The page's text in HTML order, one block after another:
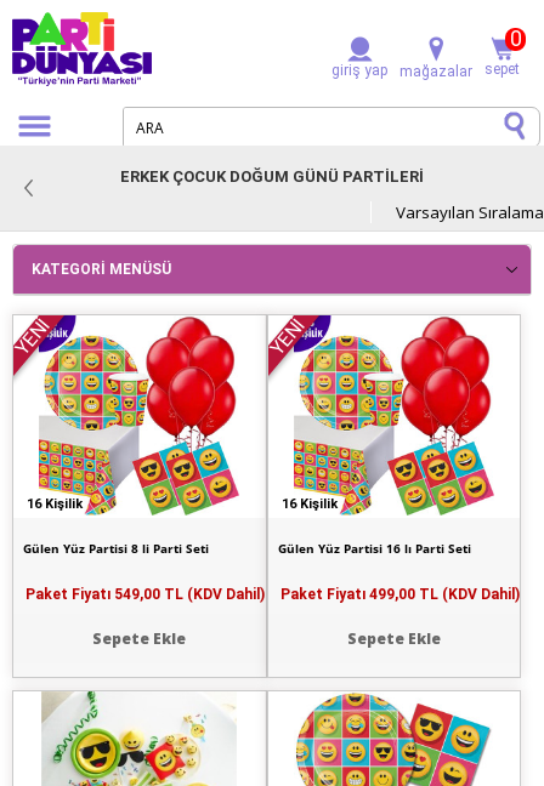
giriş yap mağazalar sepet
0
ERKEK ÇOCUK DOĞUM GÜNÜ PARTİLERİ
KATEGORI MENÜSÜ
16 Kişilik
YENİ
Gülen Yüz Partisi 8 li Parti Seti
Paket Fiyatı 549,00 TL (KDV Dahil)
Sepete Ekle
16 Kişilik
YENİ
Gülen Yüz Partisi 16 lı Parti Seti
Paket Fiyatı 499,00 TL (KDV Dahil)
Sepete Ekle